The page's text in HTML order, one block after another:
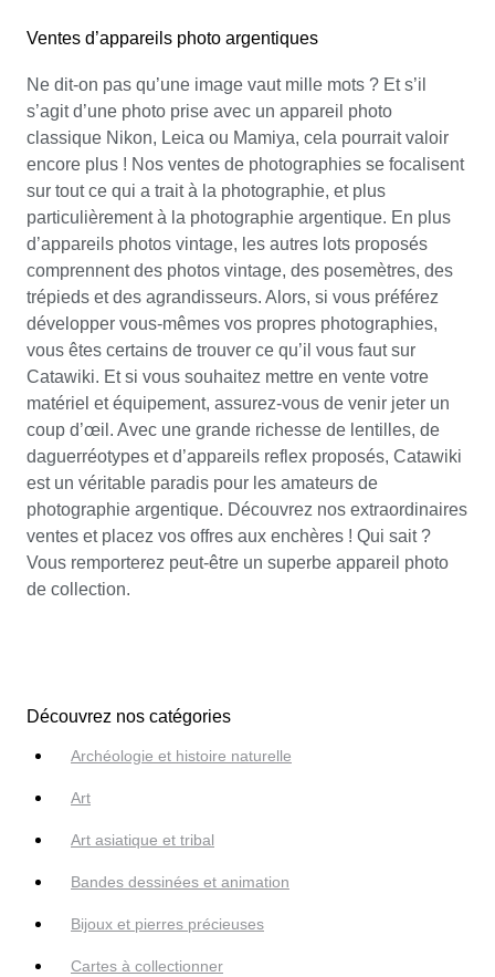
Ventes d’appareils photo argentiques
Ne dit-on pas qu’une image vaut mille mots ? Et s’il
s’agit d’une photo prise avec un appareil photo
classique Nikon, Leica ou Mamiya, cela pourrait valoir
encore plus ! Nos ventes de photographies se focalisent
sur tout ce qui a trait à la photographie, et plus
particulièrement à la photographie argentique. En plus
d’appareils photos vintage, les autres lots proposés
comprennent des photos vintage, des posemètres, des
trépieds et des agrandisseurs. Alors, si vous préférez
développer vous-mêmes vos propres photographies,
vous êtes certains de trouver ce qu’il vous faut sur
Catawiki. Et si vous souhaitez mettre en vente votre
matériel et équipement, assurez-vous de venir jeter un
coup d’œil. Avec une grande richesse de lentilles, de
daguerréotypes et d’appareils reflex proposés, Catawiki
est un véritable paradis pour les amateurs de
photographie argentique. Découvrez nos extraordinaires
ventes et placez vos offres aux enchères ! Qui sait ?
Vous remporterez peut-être un superbe appareil photo
de collection.
Découvrez nos catégories
Archéologie et histoire naturelle
Art
Art asiatique et tribal
Bandes dessinées et animation
Bijoux et pierres précieuses
Cartes à collectionner